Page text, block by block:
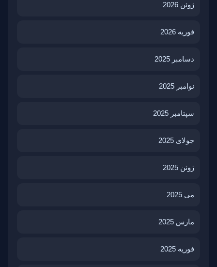
ژوئن 2026
فوریه 2026
دسامبر 2025
نوامبر 2025
سپتامبر 2025
جولای 2025
ژوئن 2025
می 2025
مارس 2025
فوریه 2025